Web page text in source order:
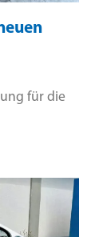
für die